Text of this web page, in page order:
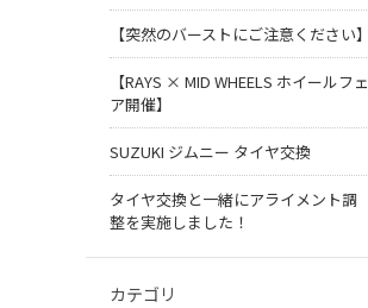
【突然のバーストにご注意ください】
【RAYS × MID WHEELS ホイールフェ
ア開催】
SUZUKI ジムニー タイヤ交換
タイヤ交換と一緒にアライメント調
整を実施しました！
カテゴリ